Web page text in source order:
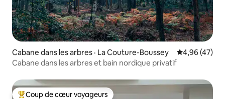
Cabane dans les arbres · La Couture-Boussey Note
4,96 (47)
Cabane dans les arbres et bain nordique privatif
Coup de cœur voyageurs